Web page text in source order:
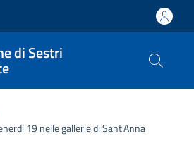
di Sestri
19 nelle gallerie di Sant’Anna